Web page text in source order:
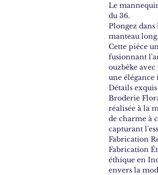
Le
du 36.
Plongez
manteau
Cette pièce
fusionnant
ouzbèke
une élégance
Détails exquis
Broderie
réalisée à la
de charme à
capturant
Fabrication
Fabrication
éthique en
envers la